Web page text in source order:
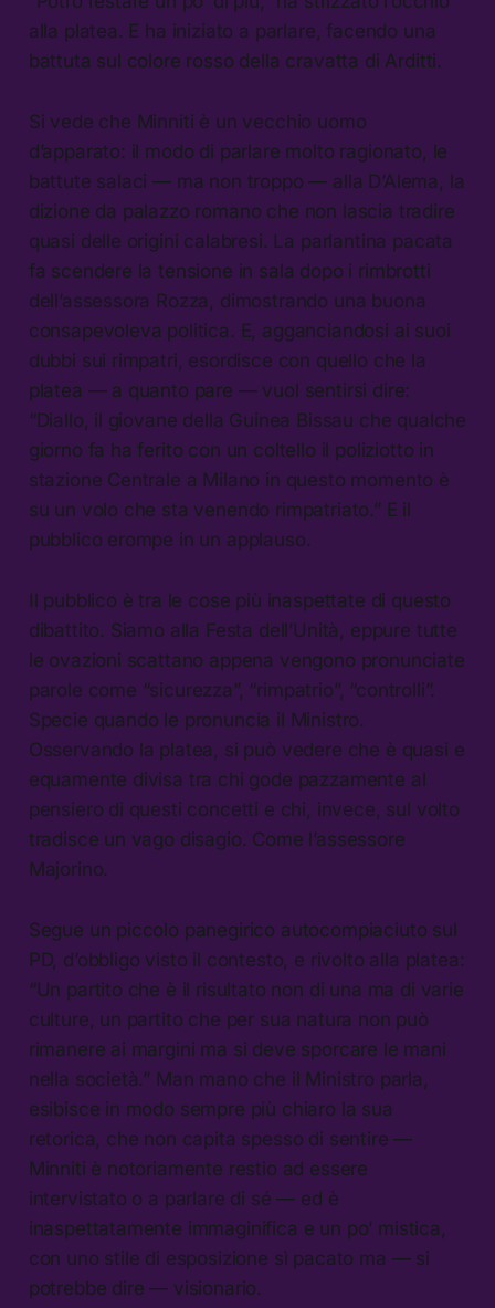
alla platea. E ha iniziato a parlare, facendo una
battuta sul colore rosso della cravatta di Arditti.
Si vede che Minniti è un vecchio uomo
d’apparato: il modo di parlare molto ragionato, le
battute salaci — ma non troppo — alla D’Alema, la
dizione da palazzo romano che non lascia tradire
quasi delle origini calabresi. La parlantina pacata
fa scendere la tensione in sala dopo i rimbrotti
dell’assessora Rozza, dimostrando una buona
consapevoleva politica. E, agganciandosi ai suoi
dubbi sui rimpatri, esordisce con quello che la
platea — a quanto pare — vuol sentirsi dire:
“Diallo, il giovane della Guinea Bissau che qualche
giorno fa ha ferito con un coltello il poliziotto in
stazione Centrale a Milano in questo momento è
su un volo che sta venendo rimpatriato.” E il
pubblico erompe in un applauso.
Il pubblico è tra le cose più inaspettate di questo
dibattito. Siamo alla Festa dell’Unità, eppure tutte
le ovazioni scattano appena vengono pronunciate
parole come “sicurezza”, “rimpatrio”, “controlli”.
Specie quando le pronuncia il Ministro.
Osservando la platea, si può vedere che è quasi e
equamente divisa tra chi gode pazzamente al
pensiero di questi concetti e chi, invece, sul volto
tradisce un vago disagio. Come l’assessore
Majorino.
Segue un piccolo panegirico autocompiaciuto sul
PD, d’obbligo visto il contesto, e rivolto alla platea:
“Un partito che è il risultato non di una ma di varie
culture, un partito che per sua natura non può
rimanere ai margini ma si deve sporcare le mani
nella società.” Man mano che il Ministro parla,
esibisce in modo sempre più chiaro la sua
retorica, che non capita spesso di sentire —
Minniti è notoriamente restio ad essere
intervistato o a parlare di sé — ed è
inaspettatamente immaginifica e un po’ mistica,
con uno stile di esposizione sì pacato ma — si
potrebbe dire — visionario.